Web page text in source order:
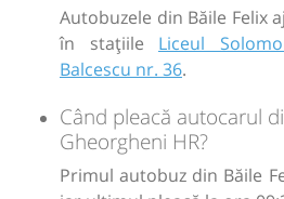
Autobuzele din Băile Felix
în stațiile Liceul
Balcescu nr. 36.
Când pleacă autocarul
Gheorgheni HR?
Primul autobuz din Băile